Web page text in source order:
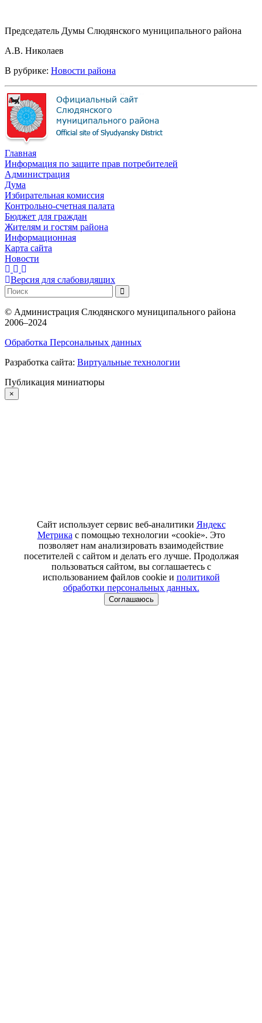
Председатель Думы Слюдянского муниципального района
А.В. Николаев
В рубрике: Новости района
Главная
Информация по защите прав потребителей
Администрация
Дума
Избирательная комиссия
Контрольно-счетная палата
Бюджет для граждан
Жителям и гостям района
Информационная
Карта сайта
Новости
Версия для слабовидящих
© Администрация Слюдянского муниципального района
2006–2024
Обработка Персональных данных
Разработка сайта: Виртуальные технологии
Публикация миниатюры
×
Сайт использует сервис веб-аналитики Яндекс
Метрика с помощью технологии «cookie». Это
позволяет нам анализировать взаимодействие
посетителей с сайтом и делать его лучше. Продолжая
пользоваться сайтом, вы соглашаетесь с
использованием файлов cookie и политикой
обработки персональных данных.
Соглашаюсь